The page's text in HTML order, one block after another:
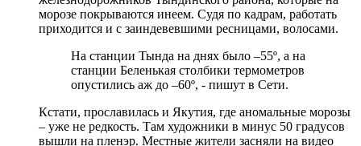
морозе покрываются инеем. Судя по кадрам, работать
приходится и с заиндевевшими ресницами, волосами.
На станции Тында на днях было –55º, а на
станции Беленькая столбики термометров
опустились аж до –60º, - пишут в Сети.
Кстати, прославилась и Якутия, где аномальные морозы
– уже не редкость. Там художники в минус 50 градусов
вышли на пленэр. Местные жители засняли на видео